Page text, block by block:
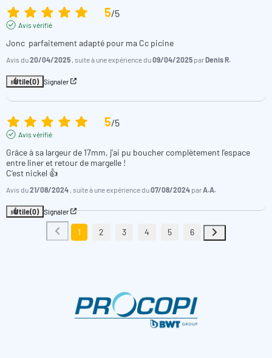
5/5
Avis vérifié
Jonc  parfaitement adapté pour ma Cc picine
Avis du20/04/2025 , suite à une expérience du09/04/2025 parDenis R.
Utile(0) Signaler
5/5
Avis vérifié
Grâce à sa largeur de 17mm, j’ai pu boucher complètement l’espace
entre liner et retour de margelle !
C’est nickel 👍
Avis du21/08/2024 , suite à une expérience du07/08/2024 parA.A.
Utile(0) Signaler
1 2 3 4 5 6